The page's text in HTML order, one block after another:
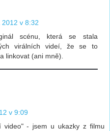
v 8:32
scénu, která se stala
virálních videí, že se to
linkovat (ani mně).
v 9:09
video" - jsem u ukazky z filmu